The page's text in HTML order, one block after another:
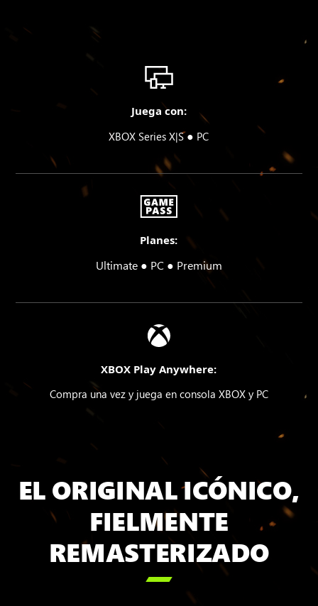
Juega con:
XBOX Series X|S● PC
Planes:
Ultimate ● PC ● Premium
XBOX Play Anywhere:
Compra una vez y juega en consola XBOX y PC
EL ORIGINAL ICÓNICO,
FIELMENTE
REMASTERIZADO
